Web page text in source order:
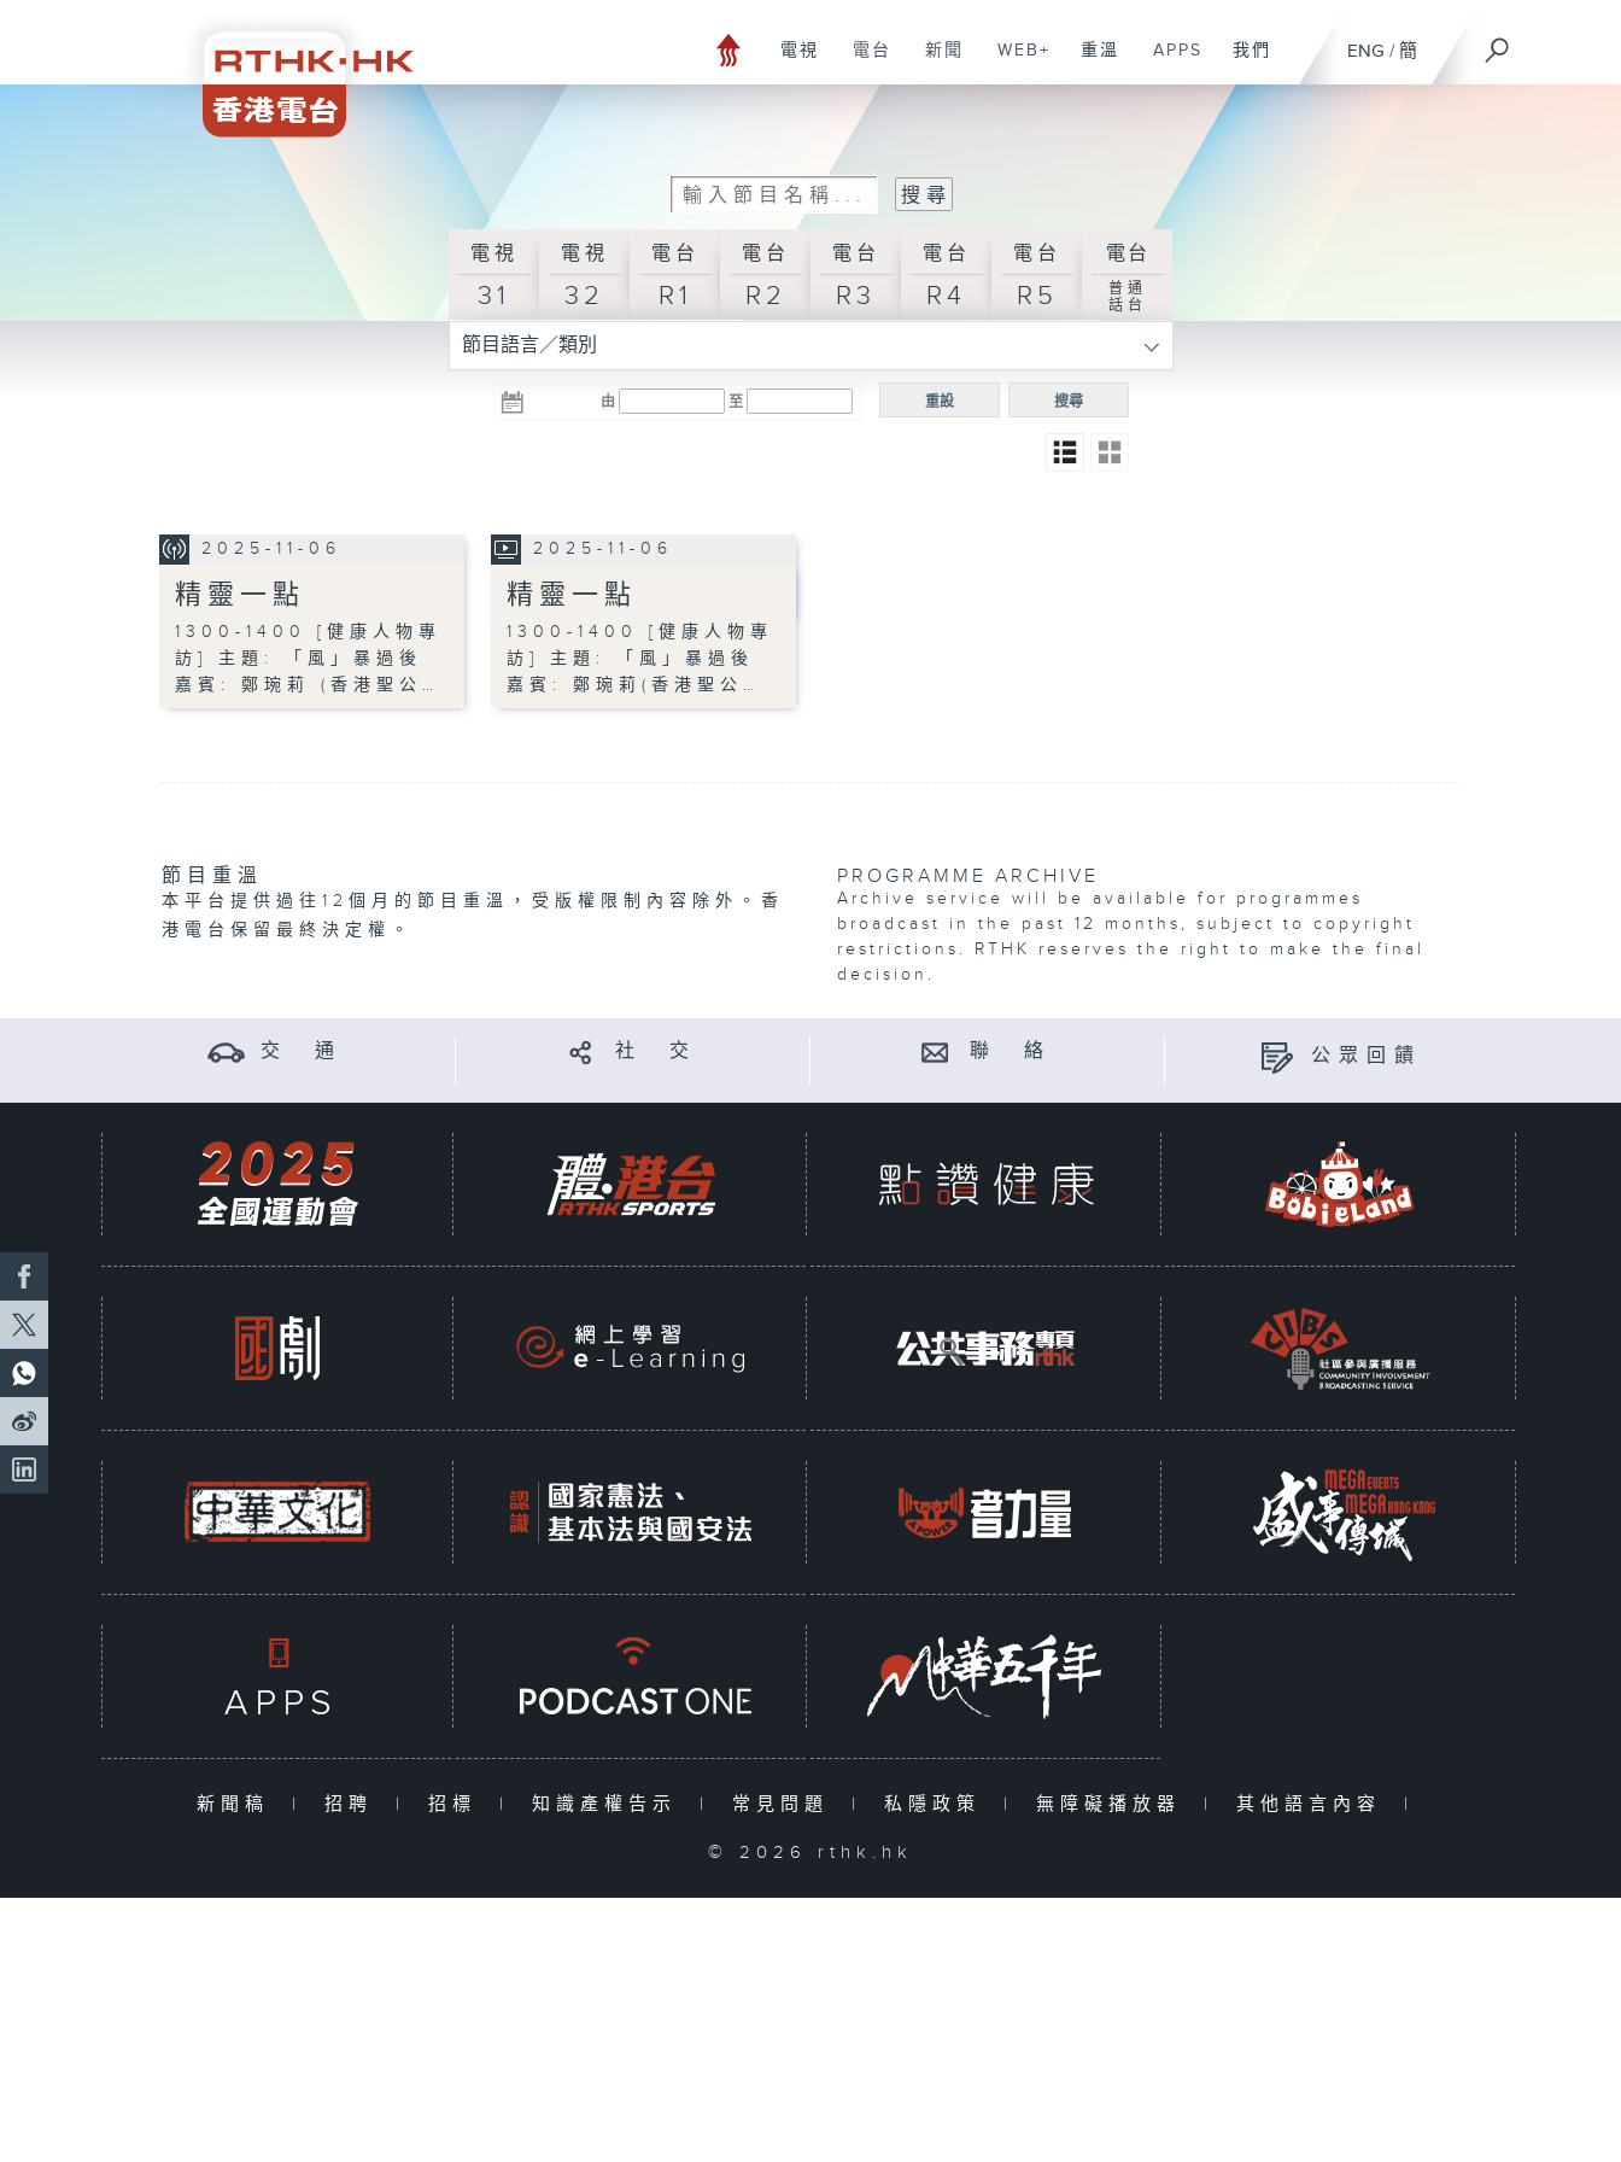
ENG / 簡
電視 電台 新聞 WEB+ 重溫 APPS 我們
電視
31
電視
32
電台
R1
電台
R2
電台
R3
電台
R4
電台
R5
電台
普通
話台
節目語言／類別
由 至 搜尋
重設
2025-11-06
精靈一點
1300-1400 [健康人物專
訪] 主題: 「風」暴過後
嘉賓: 鄭琬莉 (香港聖公…
2025-11-06
精靈一點
1300-1400 [健康人物專
訪] 主題: 「風」暴過後
嘉賓: 鄭琬莉(香港聖公…
節目重溫
本平台提供過往12個月的節目重溫，受版權限制內容除外。香
港電台保留最終決定權。
PROGRAMME ARCHIVE
Archive service will be available for programmes
broadcast in the past 12 months, subject to copyright
restrictions. RTHK reserves the right to make the final
decision.
交 通 社 交 聯 絡 公眾回饋
新聞稿 | 招聘 | 招標 | 知識產權告示 | 常見問題 | 私隱政策 | 無障礙播放器 | 其他語言內容 |
© 2026 rthk.hk